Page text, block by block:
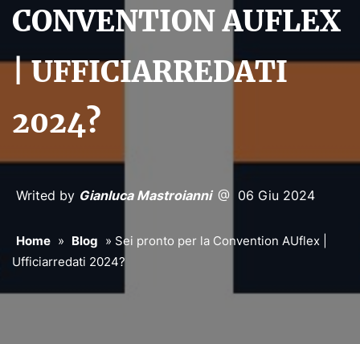
CONVENTION AUFLEX
| UFFICIARREDATI
2024?
Writed by Gianluca Mastroianni @ 06 Giu 2024
Home » Blog » Sei pronto per la Convention AUflex |
Ufficiarredati 2024?